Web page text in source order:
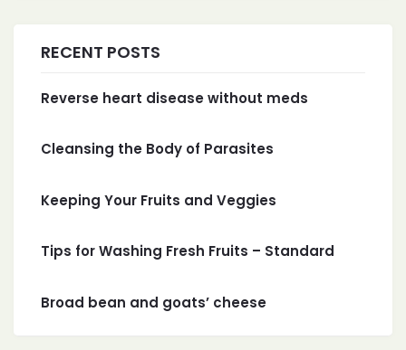
RECENT POSTS
Reverse heart disease without meds
Cleansing the Body of Parasites
Keeping Your Fruits and Veggies
Tips for Washing Fresh Fruits – Standard
Broad bean and goats’ cheese